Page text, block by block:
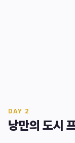
DAY 2
낭만의 도시